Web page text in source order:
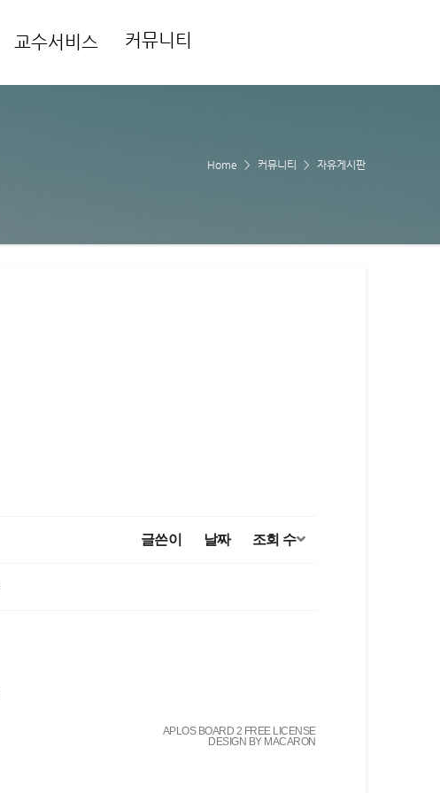
교수서비스 커뮤니티
Home 커뮤니티 자유게시판
글쓴이 날짜 조회 수
APLOS BOARD 2 FREE LICENSE
DESIGN BY MACARON